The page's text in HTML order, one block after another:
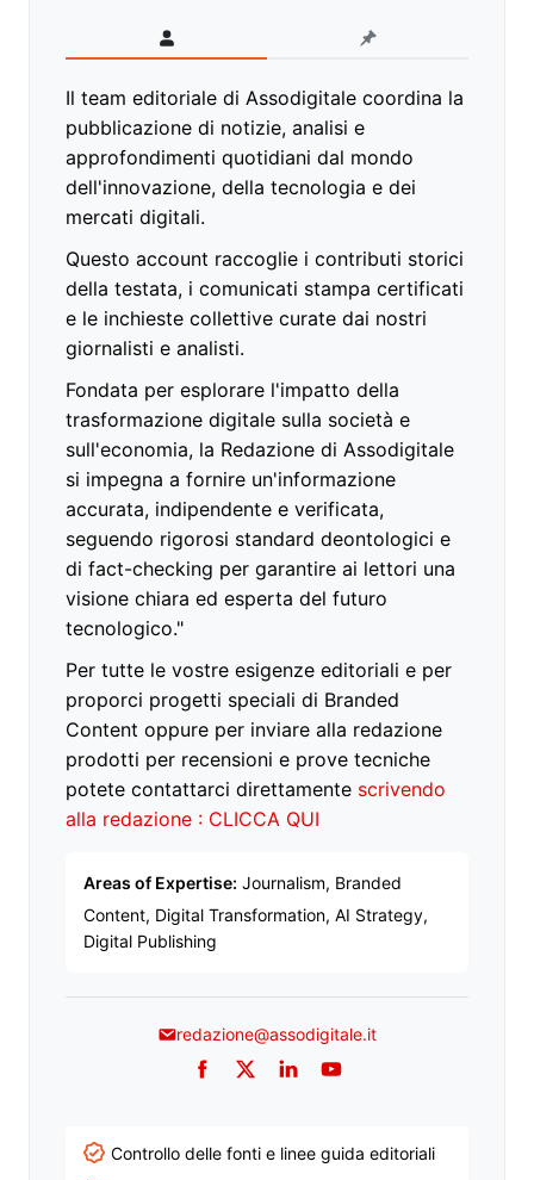
Il team editoriale di Assodigitale coordina la
pubblicazione di notizie, analisi e
approfondimenti quotidiani dal mondo
dell'innovazione, della tecnologia e dei
mercati digitali.
Questo account raccoglie i contributi storici
della testata, i comunicati stampa certificati
e le inchieste collettive curate dai nostri
giornalisti e analisti.
Fondata per esplorare l'impatto della
trasformazione digitale sulla società e
sull'economia, la Redazione di Assodigitale
si impegna a fornire un'informazione
accurata, indipendente e verificata,
seguendo rigorosi standard deontologici e
di fact-checking per garantire ai lettori una
visione chiara ed esperta del futuro
tecnologico."
Per tutte le vostre esigenze editoriali e per
proporci progetti speciali di Branded
Content oppure per inviare alla redazione
prodotti per recensioni e prove tecniche
potete contattarci direttamente scrivendo
alla redazione : CLICCA QUI
Areas of Expertise: Journalism, Branded
Content, Digital Transformation, AI Strategy,
Digital Publishing
redazione@assodigitale.it
Facebook
TwitterLinkedInYouTube
Controllo delle fonti e linee guida editoriali